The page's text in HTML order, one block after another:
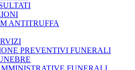
ANTITRUFFA
PREVENTIVI FUNERALI
FUNERALI